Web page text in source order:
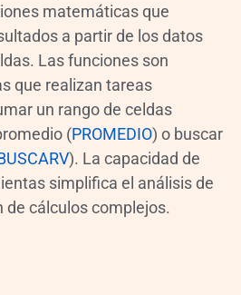
matemáticas que
a partir de los datos
Las funciones son
que realizan tareas
un rango de celdas
(PROMEDIO) o buscar
). La capacidad de
simplifica el análisis de
de cálculos complejos.